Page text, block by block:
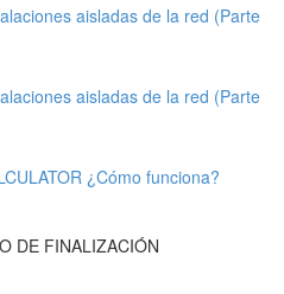
aisladas de la red (Parte
aisladas de la red (Parte
¿Cómo funciona?
DE FINALIZACIÓN